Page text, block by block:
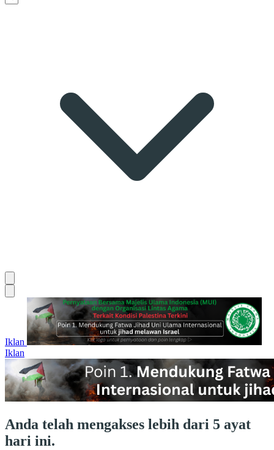
Iklan
Iklan
Anda telah mengakses lebih dari 5 ayat
hari ini.